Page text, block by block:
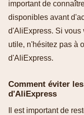
important de
disponibles avant
d'AliExpress. Si vous
utile, n'hésitez pas à
d'AliExpress.
Comment éviter
d'AliExpress
Il est important de